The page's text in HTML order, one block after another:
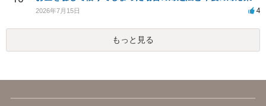
2026年7月15日 4
もっと見る